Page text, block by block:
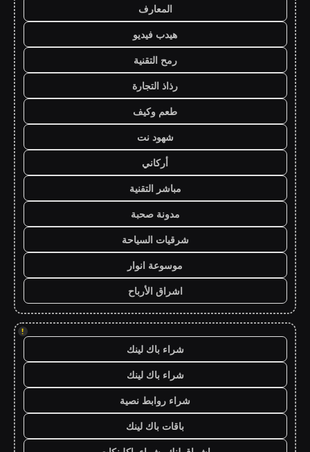
المعارف
هيدب فيديو
رمح التقنية
رذاذ التجارة
طعم وكيف
شهود نت
أركاني
مباشر التقنية
مدونة صحبة
شرقيات السياحة
موسوعة انوار
اشراق الأرباح
!
شراء باك لينك
شراء باك لينك
شراء روابط نصية
باقات باك لينك